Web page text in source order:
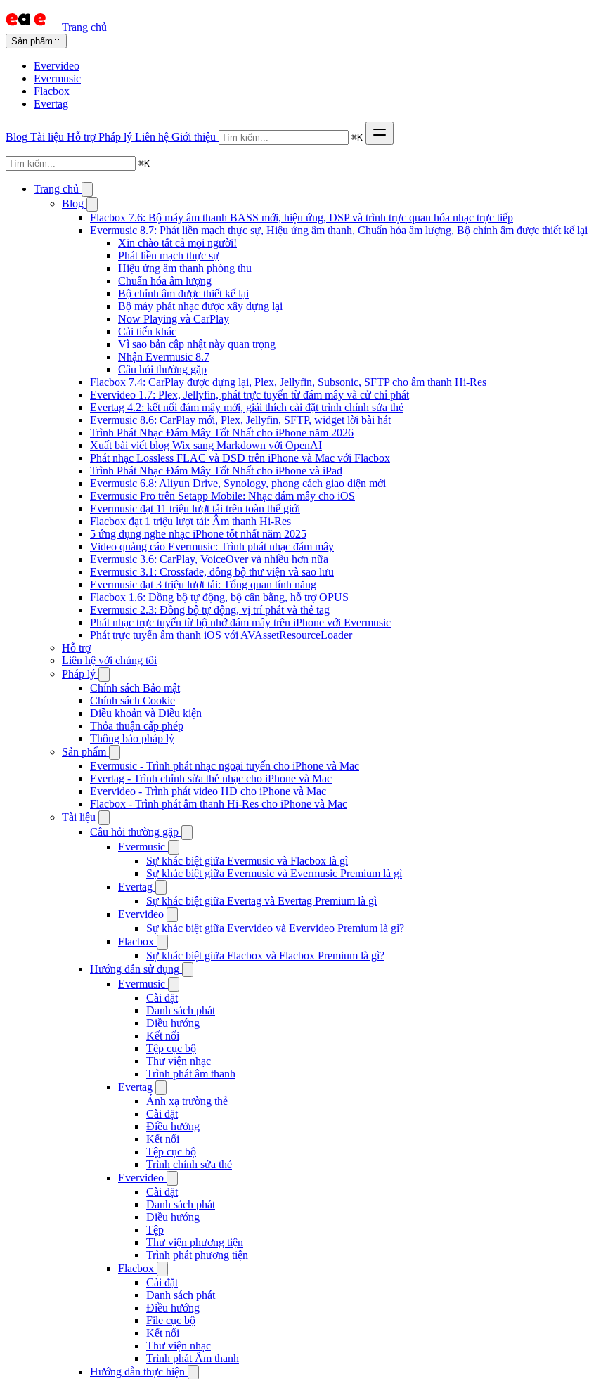
Trang chủ
Sản phẩm
Evervideo
Evermusic
Flacbox
Evertag
Blog Tài liệu Hỗ trợ Pháp lý Liên hệ Giới thiệu ⌘K
⌘K
Trang chủ
Blog
Flacbox 7.6: Bộ máy âm thanh BASS mới, hiệu ứng, DSP và trình trực quan hóa nhạc trực tiếp
Evermusic 8.7: Phát liền mạch thực sự, Hiệu ứng âm thanh, Chuẩn hóa âm lượng, Bộ chỉnh âm được thiết kế lại
Xin chào tất cả mọi người!
Phát liền mạch thực sự
Hiệu ứng âm thanh phòng thu
Chuẩn hóa âm lượng
Bộ chỉnh âm được thiết kế lại
Bộ máy phát nhạc được xây dựng lại
Now Playing và CarPlay
Cải tiến khác
Vì sao bản cập nhật này quan trọng
Nhận Evermusic 8.7
Câu hỏi thường gặp
Flacbox 7.4: CarPlay được dựng lại, Plex, Jellyfin, Subsonic, SFTP cho âm thanh Hi-Res
Evervideo 1.7: Plex, Jellyfin, phát trực tuyến từ đám mây và cử chỉ phát
Evertag 4.2: kết nối đám mây mới, giải thích cài đặt trình chỉnh sửa thẻ
Evermusic 8.6: CarPlay mới, Plex, Jellyfin, SFTP, widget lời bài hát
Trình Phát Nhạc Đám Mây Tốt Nhất cho iPhone năm 2026
Xuất bài viết blog Wix sang Markdown với OpenAI
Phát nhạc Lossless FLAC và DSD trên iPhone và Mac với Flacbox
Trình Phát Nhạc Đám Mây Tốt Nhất cho iPhone và iPad
Evermusic 6.8: Aliyun Drive, Synology, phong cách giao diện mới
Evermusic Pro trên Setapp Mobile: Nhạc đám mây cho iOS
Evermusic đạt 11 triệu lượt tải trên toàn thế giới
Flacbox đạt 1 triệu lượt tải: Âm thanh Hi-Res
5 ứng dụng nghe nhạc iPhone tốt nhất năm 2025
Video quảng cáo Evermusic: Trình phát nhạc đám mây
Evermusic 3.6: CarPlay, VoiceOver và nhiều hơn nữa
Evermusic 3.1: Crossfade, đồng bộ thư viện và sao lưu
Evermusic đạt 3 triệu lượt tải: Tổng quan tính năng
Flacbox 1.6: Đồng bộ tự động, bộ cân bằng, hỗ trợ OPUS
Evermusic 2.3: Đồng bộ tự động, vị trí phát và thẻ tag
Phát nhạc trực tuyến từ bộ nhớ đám mây trên iPhone với Evermusic
Phát trực tuyến âm thanh iOS với AVAssetResourceLoader
Hỗ trợ
Liên hệ với chúng tôi
Pháp lý
Chính sách Bảo mật
Chính sách Cookie
Điều khoản và Điều kiện
Thỏa thuận cấp phép
Thông báo pháp lý
Sản phẩm
Evermusic - Trình phát nhạc ngoại tuyến cho iPhone và Mac
Evertag - Trình chỉnh sửa thẻ nhạc cho iPhone và Mac
Evervideo - Trình phát video HD cho iPhone và Mac
Flacbox - Trình phát âm thanh Hi-Res cho iPhone và Mac
Tài liệu
Câu hỏi thường gặp
Evermusic
Sự khác biệt giữa Evermusic và Flacbox là gì
Sự khác biệt giữa Evermusic và Evermusic Premium là gì
Evertag
Sự khác biệt giữa Evertag và Evertag Premium là gì
Evervideo
Sự khác biệt giữa Evervideo và Evervideo Premium là gì?
Flacbox
Sự khác biệt giữa Flacbox và Flacbox Premium là gì?
Hướng dẫn sử dụng
Evermusic
Cài đặt
Danh sách phát
Điều hướng
Kết nối
Tệp cục bộ
Thư viện nhạc
Trình phát âm thanh
Evertag
Ánh xạ trường thẻ
Cài đặt
Điều hướng
Kết nối
Tệp cục bộ
Trình chỉnh sửa thẻ
Evervideo
Cài đặt
Danh sách phát
Điều hướng
Tệp
Thư viện phương tiện
Trình phát phương tiện
Flacbox
Cài đặt
Danh sách phát
Điều hướng
File cục bộ
Kết nối
Thư viện nhạc
Trình phát Âm thanh
Hướng dẫn thực hiện